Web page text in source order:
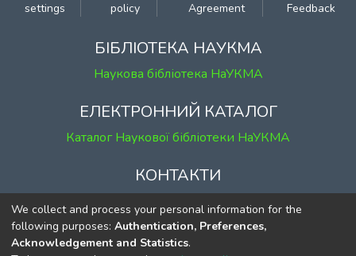
settings
policy
Agreement
Feedback
БІБЛІОТЕКА НАУКМА
Наукова бібліотека НаУКМА
ЕЛЕКТРОННИЙ КАТАЛОГ
Каталог Наукової бібліотеки НаУКМА
КОНТАКТИ
м. Київ, вул. Григорія Сковороди, 2
к. 1, к. 120
тел. (044) 463-69-31
We collect and process your personal information for the
following purposes: Authentication, Preferences,
Acknowledgement and Statistics.